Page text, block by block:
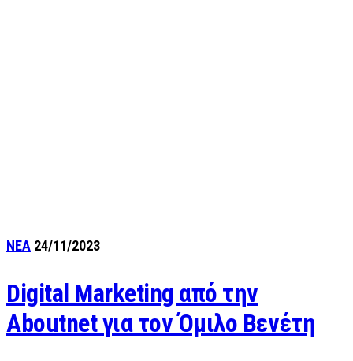
ΝΕΑ 24/11/2023
Digital Marketing από την
Aboutnet για τον Όμιλο Βενέτη